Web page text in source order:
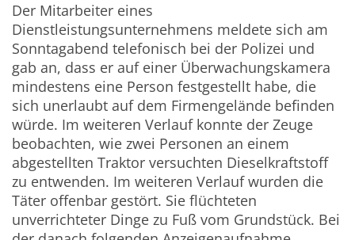
Der Mitarbeiter eines
Dienstleistungsunternehmens meldete sich am
Sonntagabend telefonisch bei der Polizei und
gab an, dass er auf einer Überwachungskamera
mindestens eine Person festgestellt habe, die
sich unerlaubt auf dem Firmengelände befinden
würde. Im weiteren Verlauf konnte der Zeuge
beobachten, wie zwei Personen an einem
abgestellten Traktor versuchten Dieselkraftstoff
zu entwenden. Im weiteren Verlauf wurden die
Täter offenbar gestört. Sie flüchteten
unverrichteter Dinge zu Fuß vom Grundstück. Bei